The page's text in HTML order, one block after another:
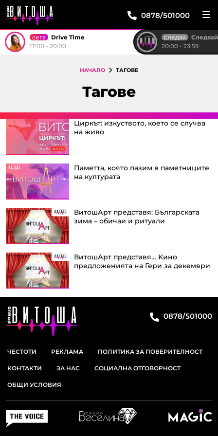
0878/501000
сега
Drive Time
17:00 - 20:00
следва
Следвай
20:00 - 23:59
НАЧАЛО ТАГОВЕ
Тагове
Циркът: изкуството, което се случва
на живо
Паметта, която пазим в паметниците
на културата
ВитошАрт представя: Българската
зима – обичаи и ритуали
ВитошАрт представя… Kино
предложенията на Гери за декември
0878/501000
ЧЕСТОТИ РЕКЛАМА ПОЛИТИКА ЗА ПОВЕРИТЕЛНОСТ
КОНТАКТИ ЗА НАС СОЦИАЛНА ОТГОВОРНОСТ
ОБЩИ УСЛОВИЯ